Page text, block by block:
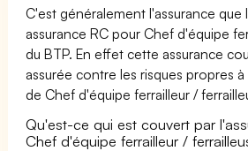
C'est généralement l'assurance
assurance RC pour Chef d'équipe
du BTP. En effet cette assurance
assurée contre les risques propres
de Chef d'équipe ferrailleur /
Qu'est-ce qui est couvert par
Chef d'équipe ferrailleur /